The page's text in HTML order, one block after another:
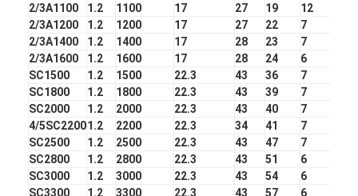
Σπίτι
Προϊόντα
Περίπου εμείς
2/3A1100
1.2 1100 17 27 19
12
2/3A1200
1.2 1200 17 27 22
7
2/3A1400
1.2 1400 17 28 23
7
2/3A1600
1.2 1600 17 28 24
6
SC1500
1.2 1500 22.3 43 36
7
SC1800
1.2 1800 22.3 43 39
7
SC2000
1.2 2000 22.3 43 40
7
4/5SC22001.2 2200 22.3 34 41
7
SC2500
1.2 2500 22.3 43 47
7
SC2800
1.2 2800 22.3 43 51
6
SC3000
1.2 3000 22.3 43 54
6
SC3300
1.2 3300 22.3 43 57 6